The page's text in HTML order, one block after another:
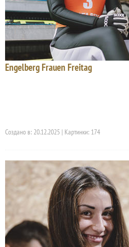
Engelberg Frauen Freitag
Создано в: 20.12.2025 | Картинки: 174